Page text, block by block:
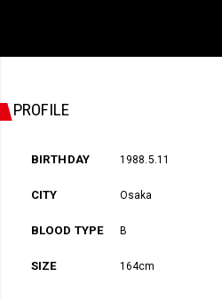
PROFILE
BIRTHDAY 1988.5.11
CITY Osaka
BLOOD TYPE B
SIZE 164cm